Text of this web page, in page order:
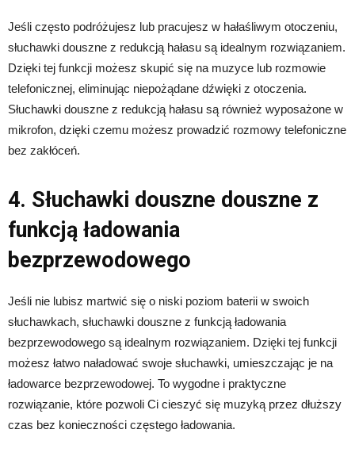
Jeśli często podróżujesz lub pracujesz w hałaśliwym otoczeniu,
słuchawki douszne z redukcją hałasu są idealnym rozwiązaniem.
Dzięki tej funkcji możesz skupić się na muzyce lub rozmowie
telefonicznej, eliminując niepożądane dźwięki z otoczenia.
Słuchawki douszne z redukcją hałasu są również wyposażone w
mikrofon, dzięki czemu możesz prowadzić rozmowy telefoniczne
bez zakłóceń.
4. Słuchawki douszne douszne z
funkcją ładowania
bezprzewodowego
Jeśli nie lubisz martwić się o niski poziom baterii w swoich
słuchawkach, słuchawki douszne z funkcją ładowania
bezprzewodowego są idealnym rozwiązaniem. Dzięki tej funkcji
możesz łatwo naładować swoje słuchawki, umieszczając je na
ładowarce bezprzewodowej. To wygodne i praktyczne
rozwiązanie, które pozwoli Ci cieszyć się muzyką przez dłuższy
czas bez konieczności częstego ładowania.